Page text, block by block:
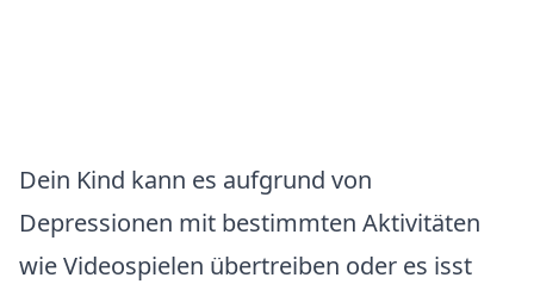
Dein Kind kann es aufgrund von
Depressionen mit bestimmten Aktivitäten
wie Videospielen übertreiben oder es isst